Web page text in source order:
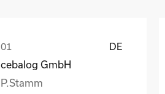
DE
cebalog GmbH
P.Stamm